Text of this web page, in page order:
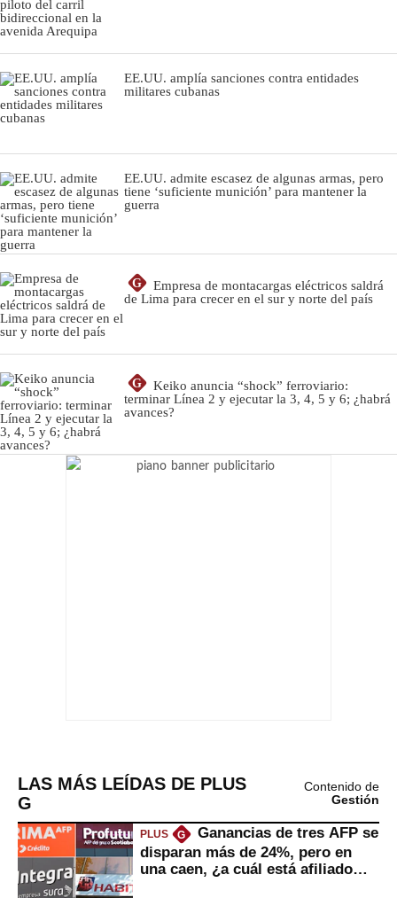
EE.UU. amplía sanciones contra entidades
militares cubanas
EE.UU. admite escasez de algunas armas, pero
tiene ‘suficiente munición’ para mantener la
guerra
G
Empresa de montacargas eléctricos saldrá
de Lima para crecer en el sur y norte del país
G
Keiko anuncia “shock” ferroviario:
terminar Línea 2 y ejecutar la 3, 4, 5 y 6; ¿habrá
avances?
LAS MÁS LEÍDAS DE PLUS
G
Contenido de
Gestión
PLUS G
Ganancias de tres AFP se
disparan más de 24%, pero en
una caen, ¿a cuál está afiliado